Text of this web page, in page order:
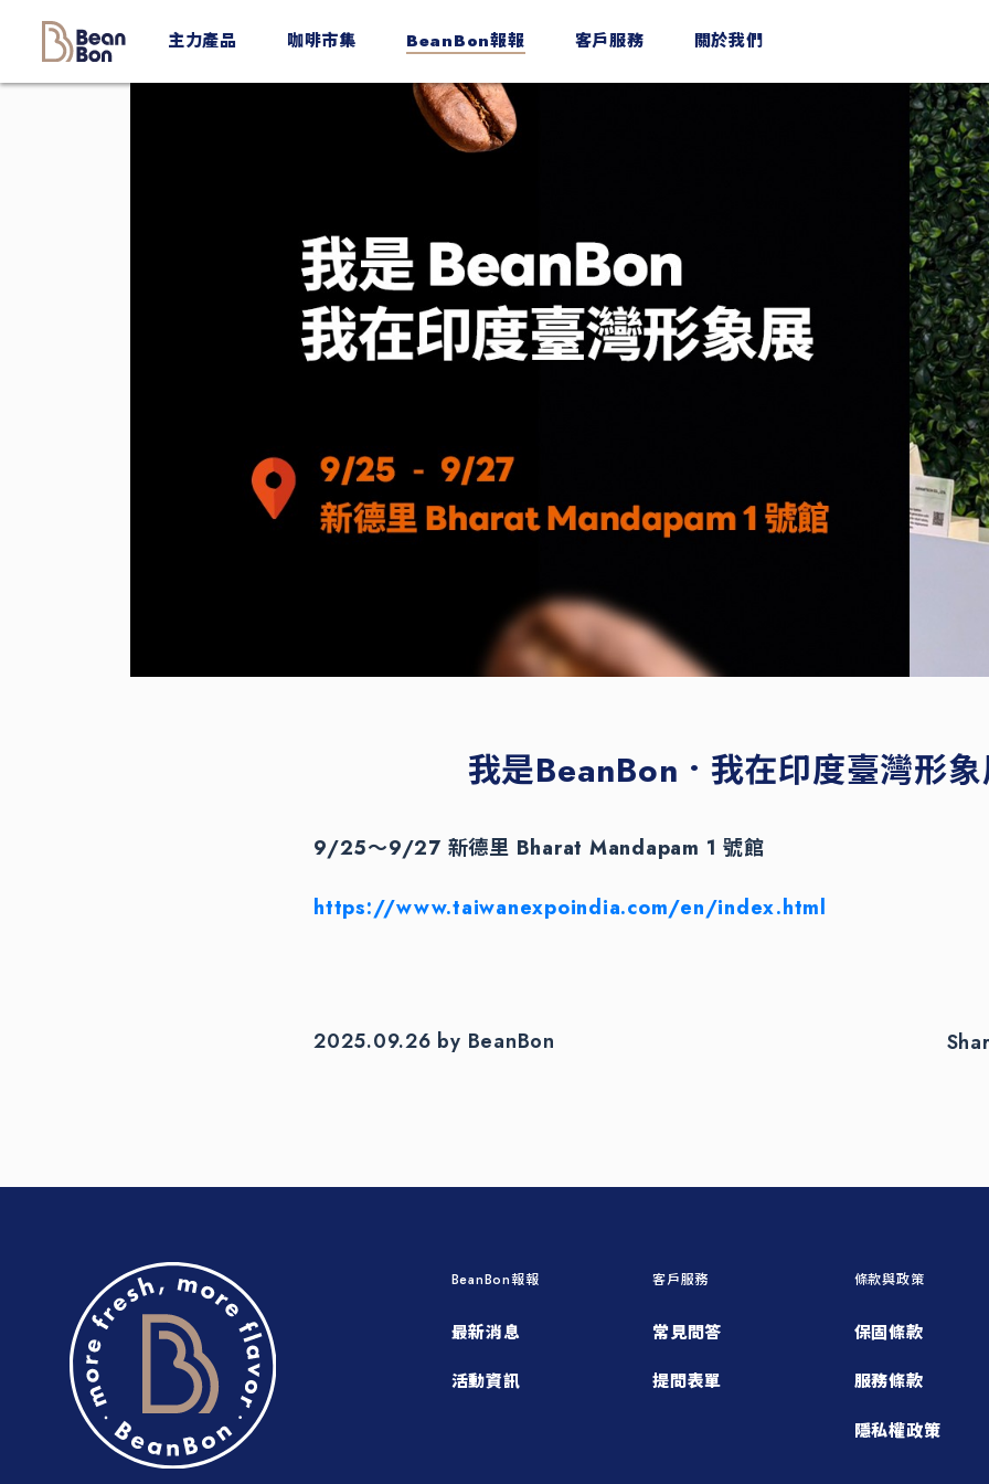
主力產品 咖啡市集 BeanBon報報 客戶服務 關於我們
我是BeanBon • 我在印度臺灣形
9/25～9/27 新德里 Bharat Mandapam 1 號館
https://www.taiwanexpoindia.com/en/index.html
2025.09.26 by BeanBon
BeanBon報報
最新消息
活動資訊
客戶服務
常見問答
提問表單
條款與政策
保固條款
服務條款
隱私權政策